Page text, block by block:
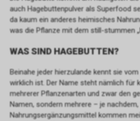
auch Hagebuttenpulver als Superfood
da kaum ein anderes heimisches
was die Pflanze mit dem still-stummen
WAS SIND HAGEBUTTEN?
Beinahe jeder hierzulande kennt sie
wirklich ist. Der Name steht nämlich für
mehrerer Pflanzenarten und zwar den
Namen, sondern mehrere – je
Nahrungsergänzungsmittel kommen